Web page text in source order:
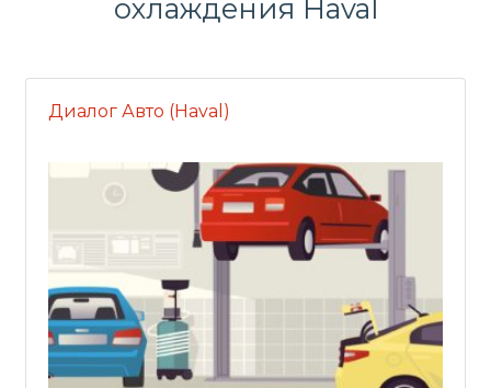
охлаждения Haval
Диалог Авто (Haval)